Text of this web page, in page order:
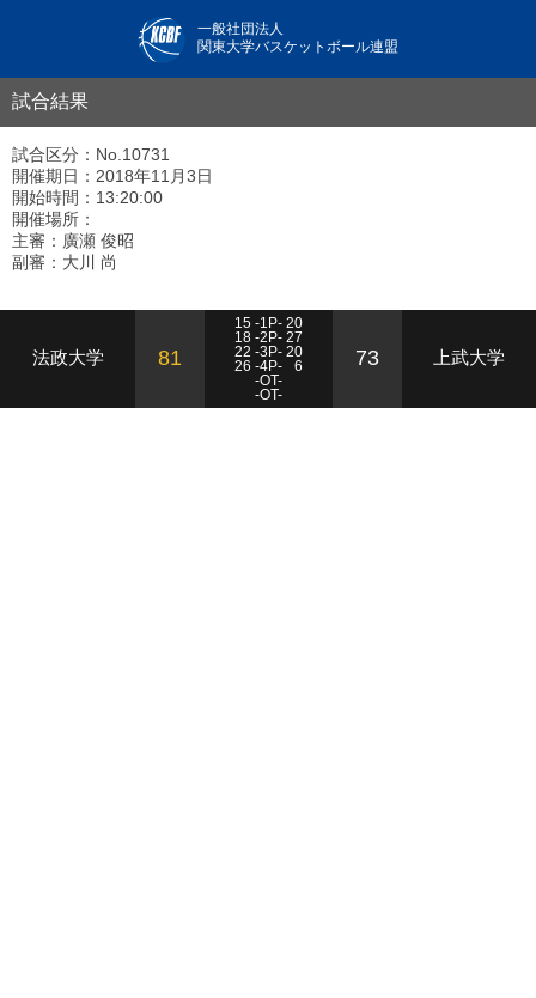
一般社団法人
関東大学バスケットボール連盟
試合結果
試合区分：No.10731
開催期日：2018年11月3日
開始時間：13:20:00
開催場所：
主審：廣瀬 俊昭
副審：大川 尚
法政大学 81
15 -1P- 20
18 -2P- 27
22 -3P- 20
26 -4P-
6
-OT-
-OT-
73 上武大学